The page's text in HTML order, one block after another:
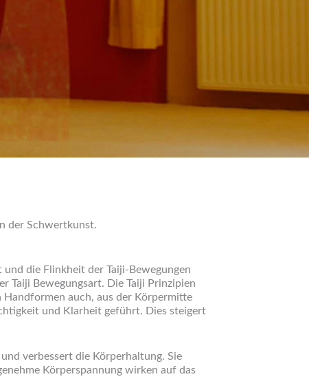
der Schwertkunst.
die Flinkheit der Taiji-Bewegungen
Taiji Bewegungsart. Die Taiji Prinzipien
auch, aus der Körpermitte
und Klarheit geführt. Dies steigert
verbessert die Körperhaltung. Sie
Körperspannung wirken auf das